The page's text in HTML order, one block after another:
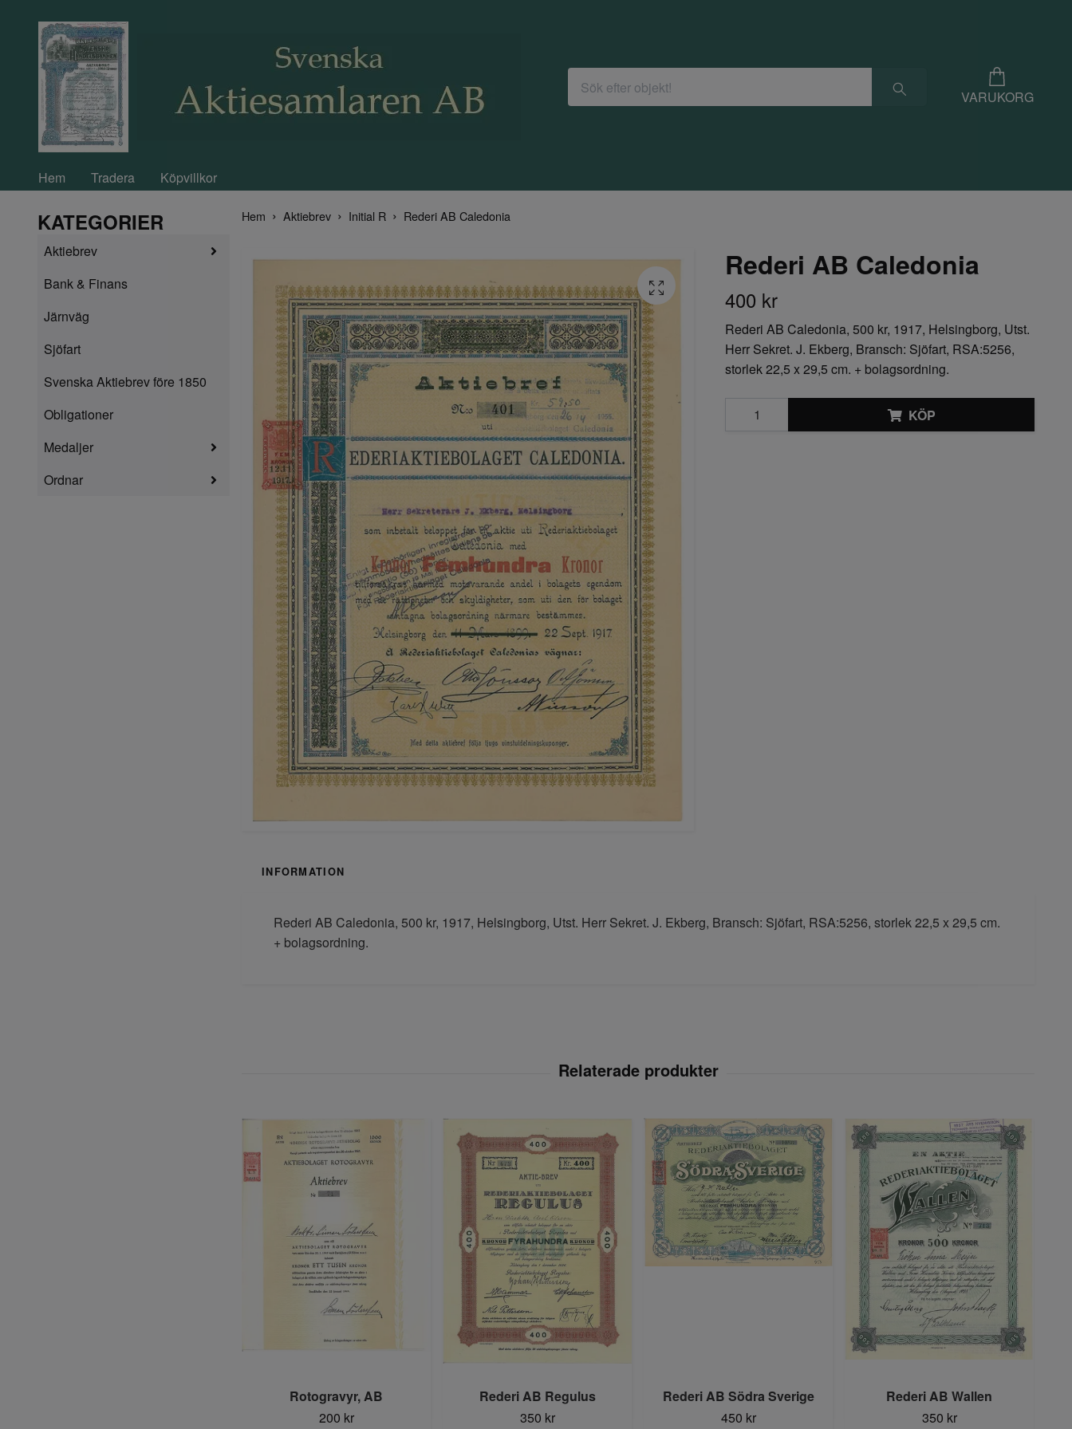
VARUKORG
Hem Tradera Köpvillkor
KATEGORIER
Aktiebrev
Bank & Finans
Järnväg
Sjöfart
Svenska Aktiebrev före 1850
Obligationer
Medaljer
Ordnar
Hem Aktiebrev Initial R Rederi AB Caledonia
Rederi AB Caledonia
400 kr
Rederi AB Caledonia, 500 kr, 1917, Helsingborg, Utst.
Herr Sekret. J. Ekberg, Bransch: Sjöfart, RSA:5256,
storlek 22,5 x 29,5 cm. + bolagsordning.
KÖP
INFORMATION
Rederi AB Caledonia, 500 kr, 1917, Helsingborg, Utst. Herr Sekret. J. Ekberg, Bransch: Sjöfart, RSA:5256, storlek 22,5 x 29,5 cm.
+ bolagsordning.
Rotogravyr, AB
200 kr
Rederi AB Regulus
350 kr
Rederi AB Södra Sverige
450 kr
Rederi AB Wallen
350 kr